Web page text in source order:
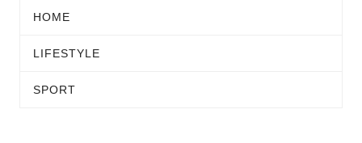
HOME
LIFESTYLE
SPORT